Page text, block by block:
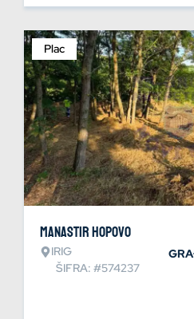
Plac
Manastir Hopovo
IRIG
ŠIFRA: #574237